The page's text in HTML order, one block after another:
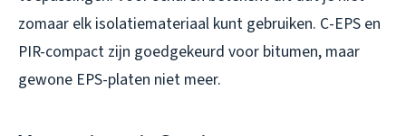
zomaar elk isolatiemateriaal kunt gebruiken. C-EPS en
PIR-compact zijn goedgekeurd voor bitumen, maar
gewone EPS-platen niet meer.